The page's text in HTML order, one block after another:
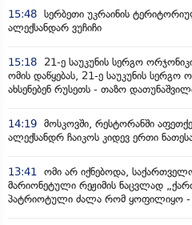
15:48 სერბეთი უკრაინის
ალექსანდარ ვუჩიჩი
15:18
21-ე საუკუნის სერგო
ომის დაწყებას, 21-ე საუკუნის სერგო
ახსენებენ რუსეთს - თაზო
14:19 მოსკოვში, რესტორანში
ალექსანდრ ჩაიკოს კიდევ ერთი
13:41
ომი არ იქნებოდა,
მარიონეტული რეჟიმის ნაცვლად
პატრიოტული ძალა რომ ყოფილიყო -